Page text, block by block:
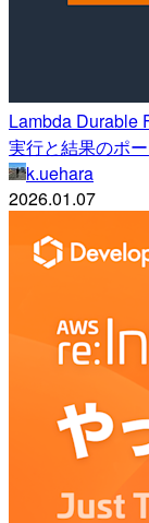
Lambda Durable
実行と結果のポ
k.uehara
2026.01.07